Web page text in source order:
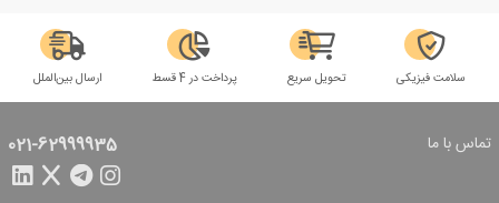
سلامت فیزیکی تحویل سریع پرداخت در 4 قسط ارسال بین‌الملل
تماس با ما 021-62999935